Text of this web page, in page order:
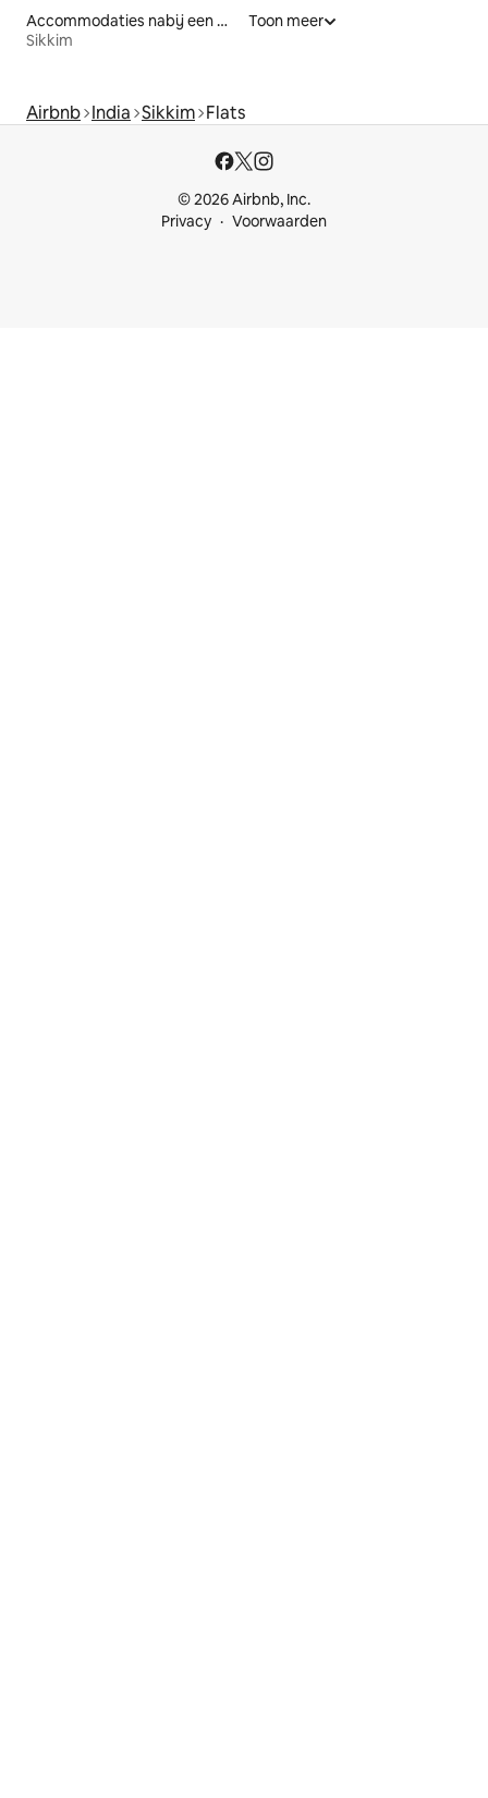
Accommodaties nabij een meer
Sikkim
Toon meer
Airbnb India Sikkim Flats
© 2026 Airbnb, Inc.
Privacy
Voorwaarden